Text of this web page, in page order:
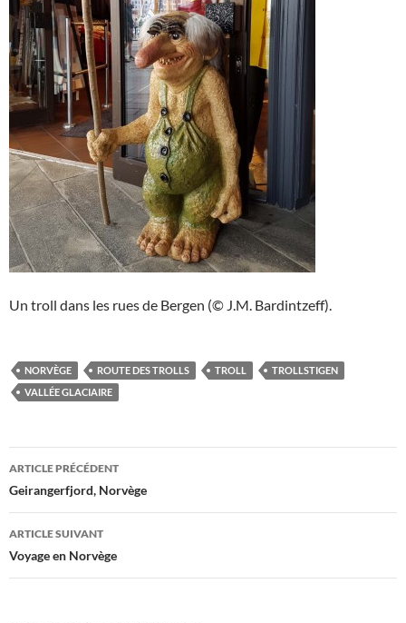
Un troll dans les rues de Bergen (© J.M. Bardintzeff).
NORVÈGE ROUTE DES TROLLS TROLL
TROLLSTIGEN
VALLÉE GLACIAIRE
Navigation
des
articles
ARTICLE PRÉCÉDENT
Geirangerfjord, Norvège
ARTICLE SUIVANT
Voyage en Norvège